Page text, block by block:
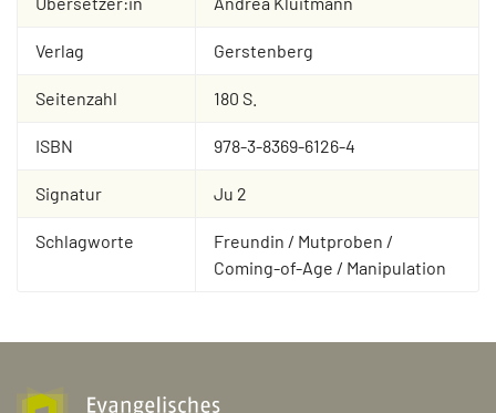
Verlag Gerstenberg
Seitenzahl 180 S.
ISBN 978-3-8369-6126-4
Signatur Ju 2
Schlagworte
Freundin / Mutproben /
Coming-of-Age / Manipulation